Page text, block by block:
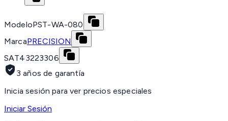
ModeloPST-WA-080
MarcaPRECISION
SAT43223306
3 años de garantía
Inicia sesión para ver precios especiales
Iniciar Sesión